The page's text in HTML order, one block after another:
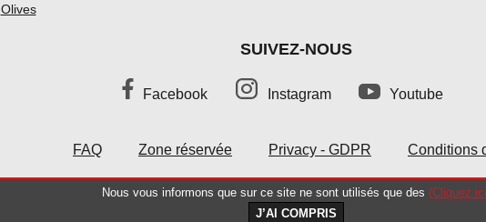
Olives
SUIVEZ-NOUS
Facebook Instagram Youtube
FAQ Zone réservée Privacy - GDPR Conditions
© 2023 Cifarelli S.p.A. - Voghera (PV) Tel: 0383 3448.1 - P.IVA
Nous vous informons que sur ce site ne sont utilisés que des (Cliquez
J’AI COMPRIS